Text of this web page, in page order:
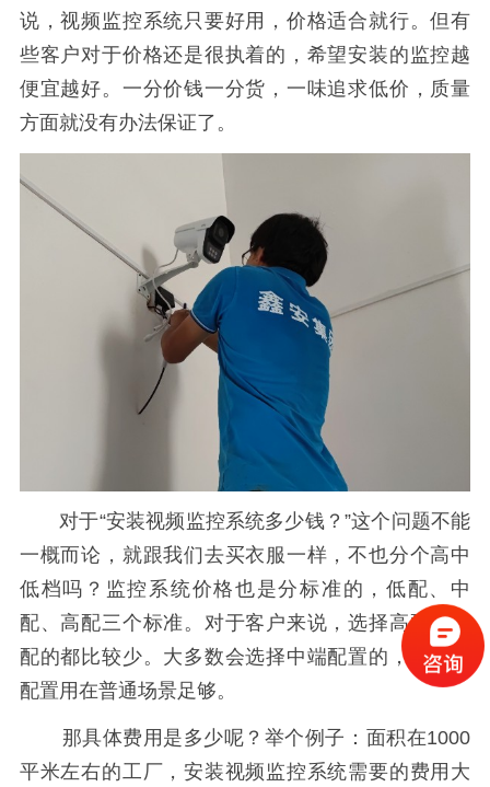
说，视频监控系统只要好用，价格适合就行。但有
些客户对于价格还是很执着的，希望安装的监控越
便宜越好。一分价钱一分货，一味追求低价，质量
方面就没有办法保证了。
对于“安装视频监控系统多少钱？”这个问题不能
一概而论，就跟我们去买衣服一样，不也分个高中
低档吗？监控系统价格也是分标准的，低配、中
配、高配三个标准。对于客户来说，选择高配和低
配的都比较少。大多数会选择中端配置的，而这种
配置用在普通场景足够。
那具体费用是多少呢？举个例子：面积在1000
平米左右的工厂，安装视频监控系统需要的费用大